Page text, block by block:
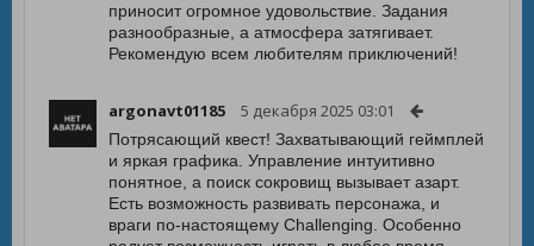
приносит огромное удовольствие. Задания
разнообразные, а атмосфера затягивает.
Рекомендую всем любителям приключений!
argonavt01185 5 декабря 2025 03:01
Потрясающий квест! Захватывающий геймплей
и яркая графика. Управление интуитивно
понятное, а поиск сокровищ вызывает азарт.
Есть возможность развивать персонажа, и
враги по-настоящему Challenging. Особенно